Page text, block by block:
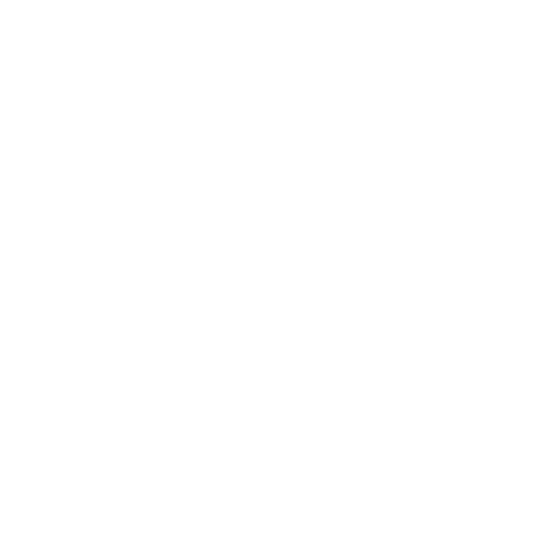
високу ефективність фільтрації та